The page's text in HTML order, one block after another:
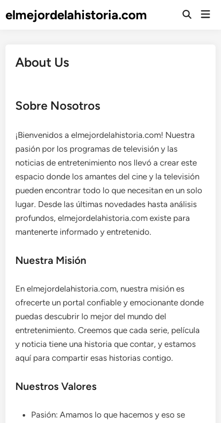
toelmejordelahistoria.com
Open
About Us
Sobre Nosotros
¡Bienvenidos a elmejordelahistoria.com! Nuestra
pasión por los programas de televisión y las
noticias de entretenimiento nos llevó a crear este
espacio donde los amantes del cine y la televisión
pueden encontrar todo lo que necesitan en un solo
lugar. Desde las últimas novedades hasta análisis
profundos, elmejordelahistoria.com existe para
mantenerte informado y entretenido.
Nuestra Misión
En elmejordelahistoria.com, nuestra misión es
ofrecerte un portal confiable y emocionante donde
puedas descubrir lo mejor del mundo del
entretenimiento. Creemos que cada serie, película
y noticia tiene una historia que contar, y estamos
aquí para compartir esas historias contigo.
Nuestros Valores
Pasión: Amamos lo que hacemos y eso se